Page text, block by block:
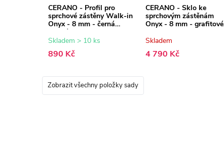
CERANO - Profil pro
sprchové zástěny Walk-in
Onyx - 8 mm - černá
matná - 15 mm
Skladem > 10 ks
890 Kč
CERANO - Sklo ke
sprchovým zástěnám
Onyx - 8 mm - grafitové
Skladem
4 790 Kč
Zobrazit všechny položky sady